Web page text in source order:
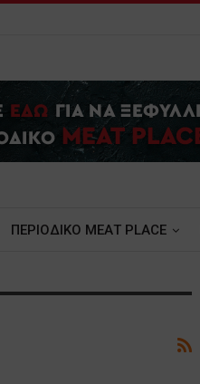
ΠΕΡΙΟΔΙΚΟ ΜΕΑΤ PLACE